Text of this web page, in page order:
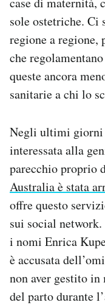
Hai bisogno di
Esci
sole ostetriche. Ci
regione a regione,
che
queste ancora
sanitarie a chi lo
Negli ultimi giorni
interessata alla
parecchio proprio
Australia è stata
offre questo
sui social network.
i nomi Enrica
è accusata
non aver gestito
del parto durante